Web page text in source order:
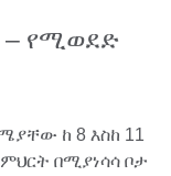
የሚወደድ
ከ 8 እስከ 11
በሚያነሳሳ ቦታ